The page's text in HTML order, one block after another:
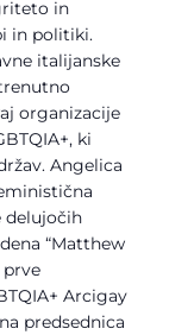
in
in politiki.
italijanske
organizacije
ki
Angelica
delujočih
“Matthew
prve
Arcigay
predsednica